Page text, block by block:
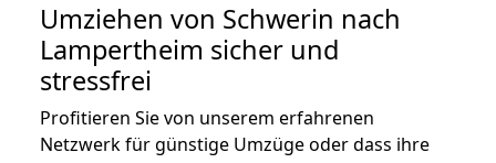
Umziehen von Schwerin nach
Lampertheim sicher und
stressfrei
Profitieren Sie von unserem erfahrenen
Netzwerk für günstige Umzüge oder dass ihre